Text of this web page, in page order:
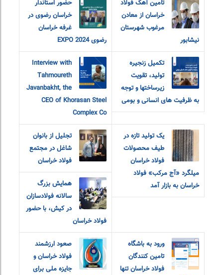
تامین آهک فولاد
خراسان از معادن
مرغوب شهرستان
نیشابور
حضور استاندار
خراسان رضوی در
غرفه خراسان
رضوی EXPO 2024
تکمیل زنجیره
تولید، تقویت
زیرساختها و توجه
به ظرفیت های انسانی و بومی
Interview with
Tahmoureth
Javanbakht, the
CEO of Khorasan Steel
Complex Co
یک تولید تازه در
طیف محصولات
فولاد خراسان
میلگرد «آج مرکب» فولاد
خراسان به بازار آمد
تجلیل از بانوان
شاغل در مجتمع
فولاد خراسان
همایش بزرگ
سالانه فولادسازان
در کیش، با حضور
فولاد خراسان
ورود به باشگاه
تامین کنندگان
فولاد خراسان تنها
صعود ارزشمند
فولاد خراسان و
جایزه ملی برای